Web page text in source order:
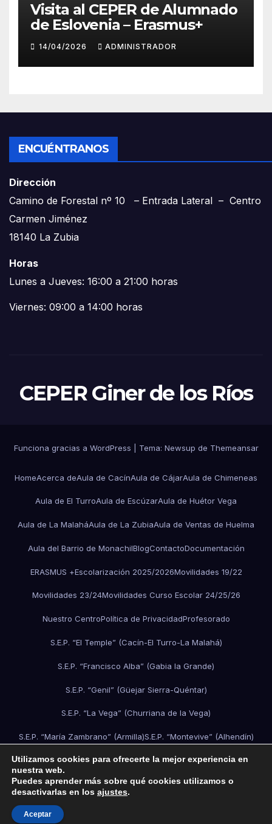
Visita al CEPER de Alumnado
de Eslovenia – Erasmus+
14/04/2026 ADMINISTRADOR
ENCUÉNTRANOS
Dirección
Camino de Forestal nº 10 – Entrada Lateral – Centro
Carmen Jiménez
18140 La Zubia
Horas
Lunes a Jueves: 16:00 a 21:00 horas
Viernes: 09:00 a 14:00 horas
CEPER Giner de los Ríos
Funciona gracias a WordPress Tema: Newsup de Themeansar
HomeAcerca deAula de CacínAula de CájarAula de Chimeneas
Aula de El TurroAula de EscúzarAula de Huétor Vega
Aula de La MalaháAula de La ZubiaAula de Ventas de Huelma
Aula del Barrio de MonachilBlogContactoDocumentación
ERASMUS +Escolarización 2025/2026Movilidades 19/22
Movilidades 23/24Movilidades Curso Escolar 24/25/26
Nuestro CentroPolítica de PrivacidadProfesorado
S.E.P. “El Temple” (Cacín-El Turro-La Malahá)
S.E.P. “Francisco Alba” (Gabia la Grande)
S.E.P. “Genil” (Güejar Sierra-Quéntar)
S.E.P. “La Vega” (Churriana de la Vega)
S.E.P. “María Zambrano” (Armilla)S.E.P. “Montevive” (Alhendín)
S.E.P. “Vegas Altas” (Ogíjares-Gójar-Dílar-Otura)Sample Page
Search ResultsSeccionesSecretaría
Utilizamos cookies para ofrecerte la mejor experiencia en
nuestra web.
Puedes aprender más sobre qué cookies utilizamos o
desactivarlas en los ajustes.
Aceptar